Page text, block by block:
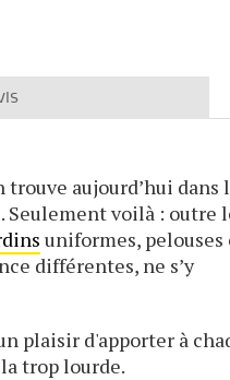
aujourd’hui dans
Seulement voilà : outre
uniformes, pelouses
différentes, ne s’y
plaisir d'apporter à
trop lourde.